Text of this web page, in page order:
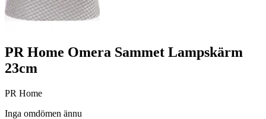
PR Home Omera Sammet Lampskärm
23cm
PR Home
Inga omdömen ännu